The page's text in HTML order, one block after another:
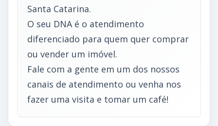
Santa Catarina.
O seu DNA é o atendimento
diferenciado para quem quer comprar
ou vender um imóvel.
Fale com a gente em um dos nossos
canais de atendimento ou venha nos
fazer uma visita e tomar um café!